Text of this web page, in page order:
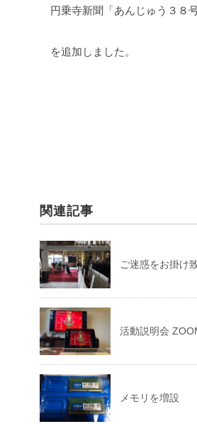
円乗寺新聞「あんじゅう３８号
を追加しました。
関連記事
ご迷惑をお掛け
活動説明会
メモリを増設